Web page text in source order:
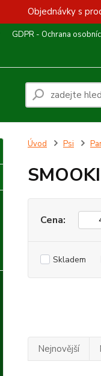
Objednávky s
GDPR - Ochrana
Úvod Psi
Cena:
Skladem
Nejnovější